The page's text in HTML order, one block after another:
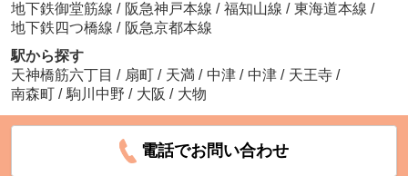
地下鉄御堂筋線 / 阪急神戸本線 / 福知山線 / 東海道本線 /
地下鉄四つ橋線 / 阪急京都本線
駅から探す
天神橋筋六丁目 / 扇町 / 天満 / 中津 / 中津 / 天王寺 /
南森町 / 駒川中野 / 大阪 / 大物
電話でお問い合わせ